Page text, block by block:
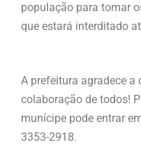
população para tomar
que estará interditado
A prefeitura agradece a
colaboração de todos!
munícipe pode entrar
3353-2918.